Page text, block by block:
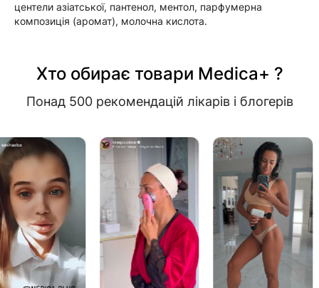
центели азіатської, пантенол, ментол, парфумерна
композиція (аромат), молочна кислота.
Хто обирає товари Medica+ ?
Понад 500 рекомендацій лікарів і блогерів